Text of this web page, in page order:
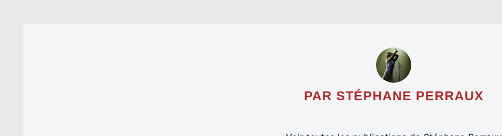
PAR STÉPHANE PERRAUX